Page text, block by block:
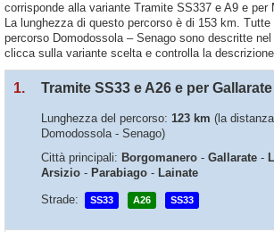
corrisponde alla variante Tramite SS337 e A9 e per
La lunghezza di questo percorso è di 153 km. Tutte
percorso Domodossola – Senago sono descritte
clicca sulla variante scelta e controlla la
1. Tramite SS33 e A26 e per
Lunghezza del percorso: 123 km (la
Domodossola - Senago)
Città principali: Borgomanero - Gallarate -
Arsizio - Parabiago - Lainate
Strade:
SS33 A26 SS33